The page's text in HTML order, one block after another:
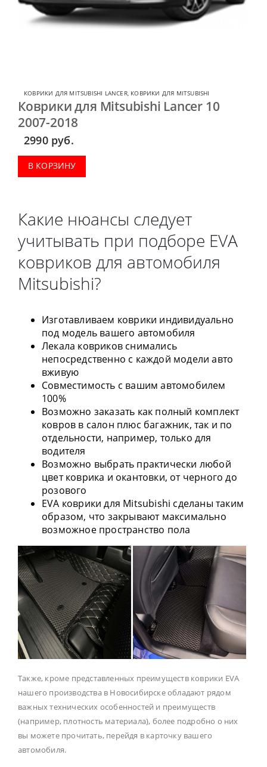
КОВРИКИ ДЛЯ MITSUBISHI LANCER, КОВРИКИ ДЛЯ MITSUBISHI
Коврики для Mitsubishi Lancer 10
2007-2018
2990 руб.
В КОРЗИНУ
Какие нюансы следует
учитывать при подборе EVA
ковриков для автомобиля
Mitsubishi?
Изготавливаем коврики индивидуально
под модель вашего автомобиля
Лекала ковриков снимались
непосредственно с каждой модели авто
вживую
Совместимость с вашим автомобилем
100%
Возможно заказать как полный комплект
ковров в салон плюс багажник, так и по
отдельности, например, только для
водителя
Возможно выбрать практически любой
цвет коврика и окантовки, от черного до
розового
EVA коврики для Mitsubishi сделаны таким
образом, что закрывают максимально
возможное пространство пола
Также, кроме представленных преимуществ коврики EVA
нашего производства в Новосибирске обладают рядом
важных технических особенностей и преимуществ
(например, плотность материала), более подробно о них
вы можете прочитать, перейдя в карточку вашего
автомобиля.